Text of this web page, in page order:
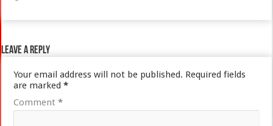
Leave a Reply
Your email address will not be published. Required fields
are marked*
Comment*